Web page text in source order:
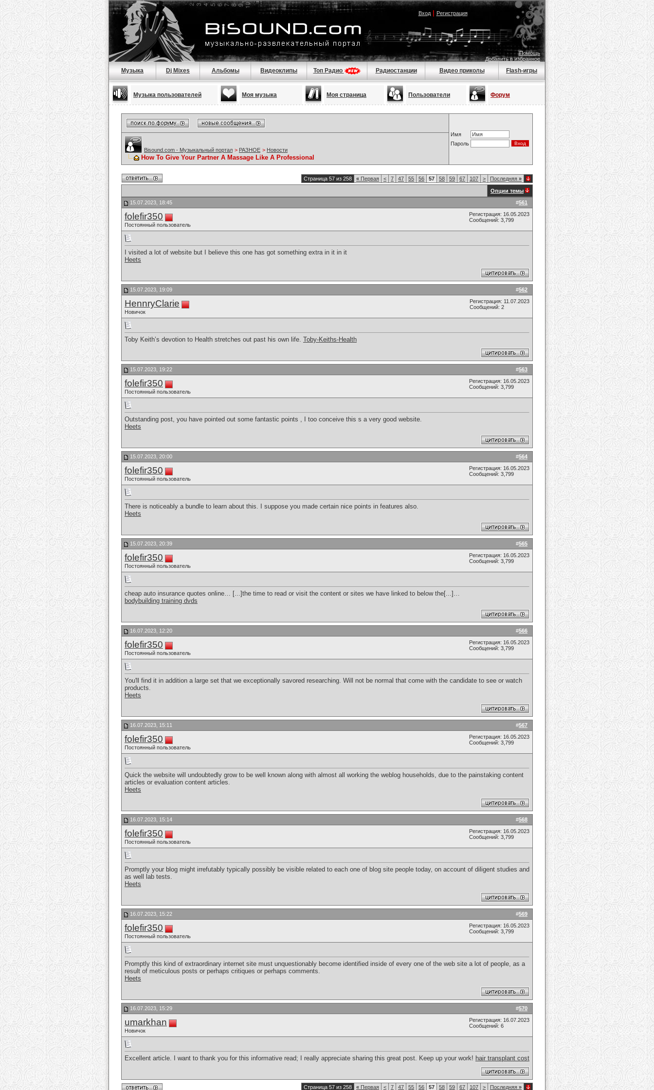
Вход| Регистрация
Помощь
Добавить в избранное
Музыка Dj Mixes Альбомы Видеоклипы Топ Радио Радиостанции Видео приколы Flash-игры
Музыка пользователей Моя музыка Моя страница Пользователи Форум
Имя
Пароль
Bisound.com - Музыкальный портал > РАЗНОЕ > Новости
How To Give Your Partner A Massage Like A Professional
Страница 57 из 258 « Первая < 7 47 55 56 57 58 59 67 107 > Последняя »
Опции темы
#561
15.07.2023, 18:45
folefir350
Постоянный пользователь
Регистрация: 16.05.2023
Сообщений: 3,799
I visited a lot of website but I believe this one has got something extra in it in it
Heets
#562
15.07.2023, 19:09
HennryClarie
Новичок
Регистрация: 11.07.2023
Сообщений: 2
Toby Keith’s devotion to Health stretches out past his own life. Toby-Keiths-Health
#563
15.07.2023, 19:22
folefir350
Постоянный пользователь
Регистрация: 16.05.2023
Сообщений: 3,799
Outstanding post, you have pointed out some fantastic points , I too conceive this s a very good website.
Heets
#564
15.07.2023, 20:00
folefir350
Постоянный пользователь
Регистрация: 16.05.2023
Сообщений: 3,799
There is noticeably a bundle to learn about this. I suppose you made certain nice points in features also.
Heets
#565
15.07.2023, 20:39
folefir350
Постоянный пользователь
Регистрация: 16.05.2023
Сообщений: 3,799
cheap auto insurance quotes online… [...]the time to read or visit the content or sites we have linked to below the[...]…
bodybuilding training dvds
#566
16.07.2023, 12:20
folefir350
Постоянный пользователь
Регистрация: 16.05.2023
Сообщений: 3,799
You'll find it in addition a large set that we exceptionally savored researching. Will not be normal that come with the candidate to see or watch
products.
Heets
#567
16.07.2023, 15:11
folefir350
Постоянный пользователь
Регистрация: 16.05.2023
Сообщений: 3,799
Quick the website will undoubtedly grow to be well known along with almost all working the weblog households, due to the painstaking content
articles or evaluation content articles.
Heets
#568
16.07.2023, 15:14
folefir350
Постоянный пользователь
Регистрация: 16.05.2023
Сообщений: 3,799
Promptly your blog might irrefutably typically possibly be visible related to each one of blog site people today, on account of diligent studies and
as well lab tests.
Heets
#569
16.07.2023, 15:22
folefir350
Постоянный пользователь
Регистрация: 16.05.2023
Сообщений: 3,799
Promptly this kind of extraordinary internet site must unquestionably become identified inside of every one of the web site a lot of people, as a
result of meticulous posts or perhaps critiques or perhaps comments.
Heets
#570
16.07.2023, 15:29
umarkhan
Новичок
Регистрация: 16.07.2023
Сообщений: 6
Excellent article. I want to thank you for this informative read; I really appreciate sharing this great post. Keep up your work! hair transplant cost
Страница 57 из 258 « Первая < 7 47 55 56 57 58 59 67 107 > Последняя »